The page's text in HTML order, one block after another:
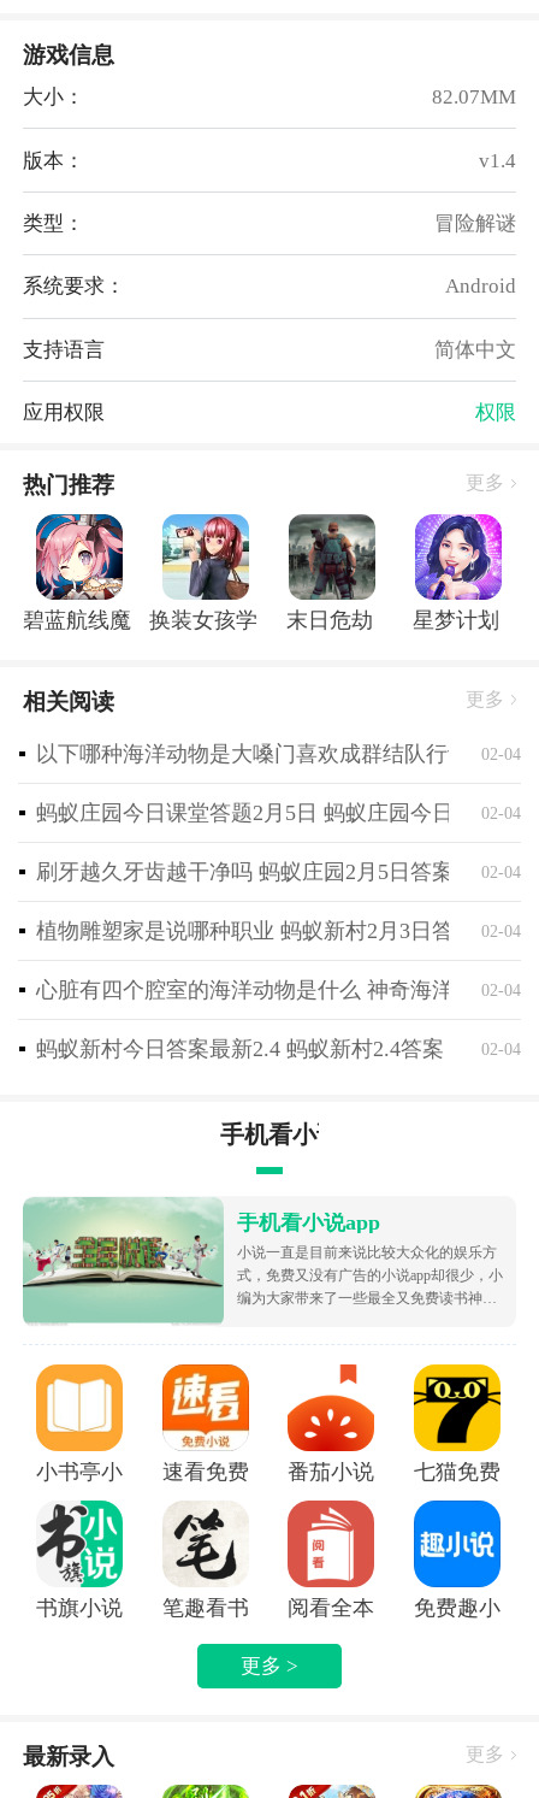
游戏采用快节奏的指向和点击解密挑战，玩家需要快速
寻找并点击关键物品和线索，以解开谜题和进一步推动
4、发现所有问题
玩家需要通过探索和观察，快速发现隐藏在游戏中的各
种问题和线索。这些问题可能隐藏在各个角落，需要玩
家细心观察和思考，才能找到解决的办法。
5、震撼结局
通过利用所获得的线索和解开的谜题，玩家将创造出游
戏的最后一个谜题。最终的结局将给玩家带来惊喜和震
1、采用简单的指尖操作方式，能够轻松上手。无需繁
琐的操作手法，即可享受游戏带来的无限乐趣，适合不
同年龄段和游戏经验的人。
2、游戏采用卡通萌趣的游戏画风，营造出可爱靓丽的
游戏视觉体验。丰富多彩的场景和角色设计，给玩家带
有趣的冒险。无论是寻找隐藏的宝藏，解开谜题，还是
完成任务，充分体验乐趣。
间内回答不同方面的问题，这将带来极度的烧脑感受，
游戏信息
大小： 82.07MM
版本： v1.4
类型： 冒险解谜
系统要求： Android
支持语言 简体中文
应用权限 权限
热门推荐 更多
碧蓝航线魔改r18全套补丁破解版
换装女孩学校 末日危劫 星梦计划
相关阅读 更多
以下哪种海洋动物是大嗓门喜欢成群结队行动 神奇
02-04
蚂蚁庄园今日课堂答题2月5日 蚂蚁庄园今日课堂答
02-04
刷牙越久牙齿越干净吗 蚂蚁庄园2月5日答案最新02-04
植物雕塑家是说哪种职业 蚂蚁新村2月3日答案最新
02-04
心脏有四个腔室的海洋动物是什么 神奇海洋2月4日
02-04
蚂蚁新村今日答案最新2.4 蚂蚁新村2.4答案 02-04
手机看小说app
手机看小说app
小说一直是目前来说比较大众化的娱乐方
式，免费又没有广告的小说app却很少，小
编为大家带来了一些最全又免费读书神
小说资源，都很根据市场受欢迎的热度为
大家排序的哦，致力于带给大家好用的追
书软件！
小书亭小说 速看免费小说app番茄小说免费版下载安装
七猫免费阅
书旗小说APP笔趣看书小说app阅看全本免费小说APP
免费趣小说
更多 >
最新录入 更多